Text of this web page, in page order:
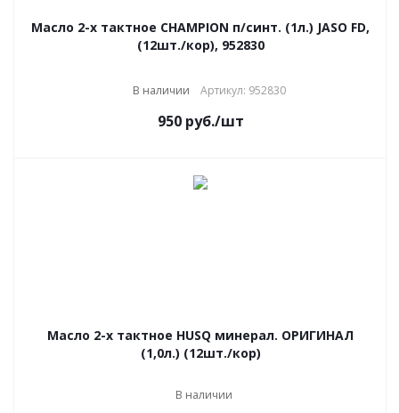
Масло 2-х тактное CHAMPION п/синт. (1л.) JASO FD,
(12шт./кор), 952830
В наличии Артикул: 952830
950руб./шт
Масло 2-х тактное HUSQ минерал. ОРИГИНАЛ
(1,0л.) (12шт./кор)
В наличии